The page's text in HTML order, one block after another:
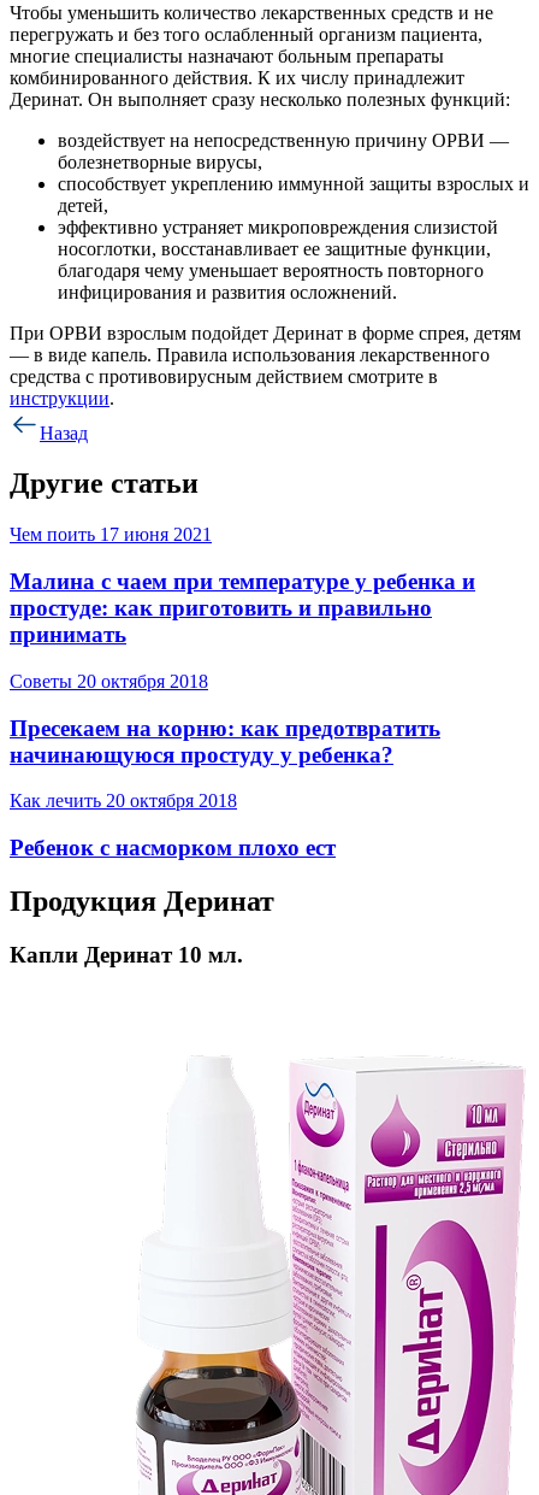
Чтобы уменьшить количество лекарственных средств и не
перегружать и без того ослабленный организм пациента,
многие специалисты назначают больным препараты
комбинированного действия. К их числу принадлежит
Деринат. Он выполняет сразу несколько полезных функций:
воздействует на непосредственную причину ОРВИ —
болезнетворные вирусы,
способствует укреплению иммунной защиты взрослых и
детей,
эффективно устраняет микроповреждения слизистой
носоглотки, восстанавливает ее защитные функции,
благодаря чему уменьшает вероятность повторного
инфицирования и развития осложнений.
При ОРВИ взрослым подойдет Деринат в форме спрея, детям
— в виде капель. Правила использования лекарственного
средства с противовирусным действием смотрите в
инструкции.
Назад
Другие статьи
Чем поить 17 июня 2021
Малина с чаем при температуре у ребенка и
простуде: как приготовить и правильно
принимать
Советы 20 октября 2018
Пресекаем на корню: как предотвратить
начинающуюся простуду у ребенка?
Как лечить 20 октября 2018
Ребенок с насморком плохо ест
Продукция Деринат
Капли Деринат 10 мл.